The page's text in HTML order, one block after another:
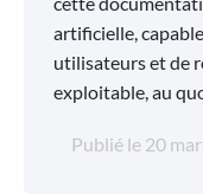
artificielle,
utilisateurs et de
exploitable, au
Publié le 20